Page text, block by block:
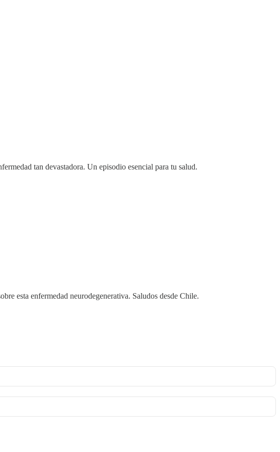
tan devastadora. Un episodio esencial para tu salud.
esta enfermedad neurodegenerativa. Saludos desde Chile.